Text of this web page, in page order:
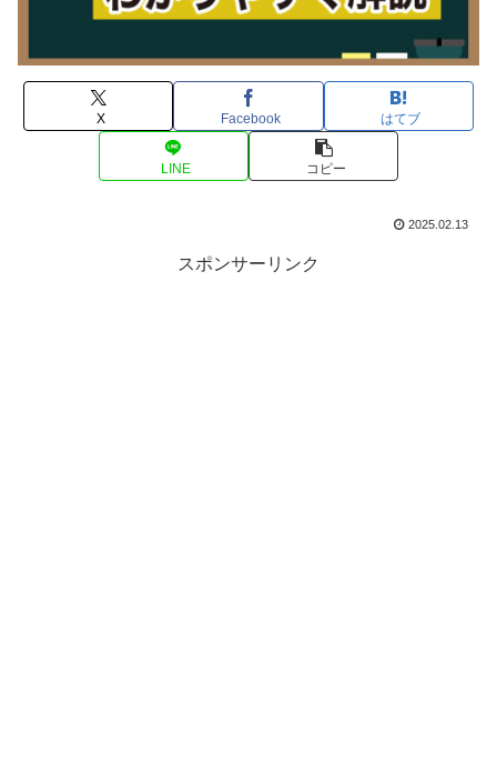
X Facebook はてブ
LINE コピー
2025.02.13
スポンサーリンク